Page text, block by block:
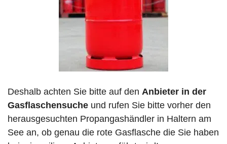
Deshalb achten Sie bitte auf den Anbieter in der
Gasflaschensuche und rufen Sie bitte vorher den
herausgesuchten Propangashändler in Haltern am
See an, ob genau die rote Gasflasche die Sie haben